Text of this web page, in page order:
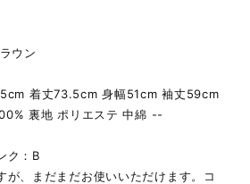
ウン
着丈73.5cm 身幅51cm 袖丈59cm
裏地 ポリエステ 中綿 --
ク：B
が、まだまだお使いいただけます。コ